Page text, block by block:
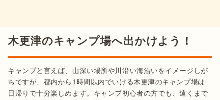
木更津のキャンプ場へ出かけよう！
キャンプと言えば、山深い場所や川沿い海沿いをイメージしが
ちですが、都内から1時間以内でいける木更津のキャンプ場は
日帰りで十分楽しめます。キャンプ初心者の方でも、遠くまで